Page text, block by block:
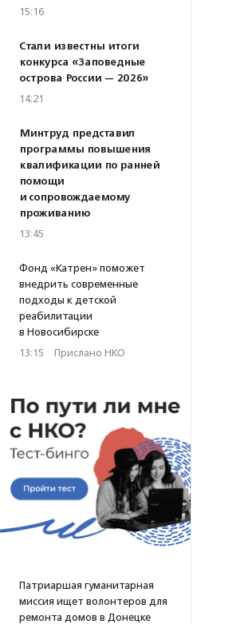
15:16
Стали известны итоги
конкурса «Заповедные
острова России — 2026»
14:21
Минтруд представил
программы повышения
квалификации по ранней
помощи
и сопровождаемому
проживанию
13:45
Фонд «Катрен» поможет
внедрить современные
подходы к детской
реабилитации
в Новосибирске
13:15 · Прислано НКО
Патриаршая гуманитарная
миссия ищет волонтеров для
ремонта домов в Донецке